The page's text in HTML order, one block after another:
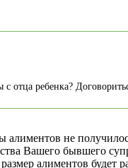
отца ребенка?
не
Вашего бывшего
алиментов